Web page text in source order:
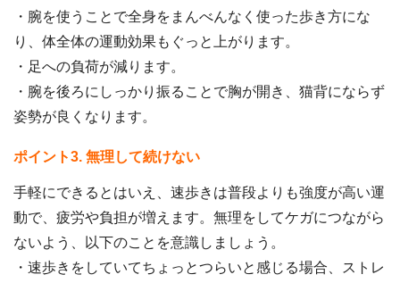
・腕を使うことで全身をまんべんなく使った歩き方にな
り、体全体の運動効果もぐっと上がります。
・足への負荷が減ります。
・腕を後ろにしっかり振ることで胸が開き、猫背にならず
姿勢が良くなります。
ポイント3. 無理して続けない
手軽にできるとはいえ、速歩きは普段よりも強度が高い運
動で、疲労や負担が増えます。無理をしてケガにつながら
ないよう、以下のことを意識しましょう。
・速歩きをしていてちょっとつらいと感じる場合、ストレ